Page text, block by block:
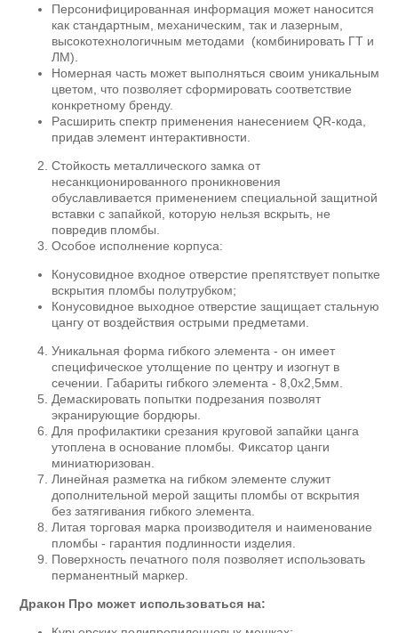
Персонифицированная информация может наносится
как стандартным, механическим, так и лазерным,
высокотехнологичным методами (комбинировать ГТ и
ЛМ).
Номерная часть может выполняться своим уникальным
цветом, что позволяет сформировать соответствие
конкретному бренду.
Расширить спектр применения нанесением QR-кода,
придав элемент интерактивности.
Стойкость металлического замка от
несанкционированного проникновения
обуславливается применением специальной защитной
вставки с запайкой, которую нельзя вскрыть, не
повредив пломбы.
Особое исполнение корпуса:
Конусовидное входное отверстие препятствует попытке
вскрытия пломбы полутрубком;
Конусовидное выходное отверстие защищает стальную
цангу от воздействия острыми предметами.
Уникальная форма гибкого элемента - он имеет
специфическое утолщение по центру и изогнут в
сечении. Габариты гибкого элемента - 8,0х2,5мм.
Демаскировать попытки подрезания позволят
экранирующие бордюры.
Для профилактики срезания круговой запайки цанга
утоплена в основание пломбы. Фиксатор цанги
миниатюризован.
Линейная разметка на гибком элементе служит
дополнительной мерой защиты пломбы от вскрытия
без затягивания гибкого элемента.
Литая торговая марка производителя и наименование
пломбы - гарантия подлинности изделия.
Поверхность печатного поля позволяет использовать
перманентный маркер.
Дракон Про может использоваться на: